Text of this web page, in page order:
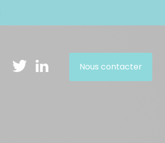
Nous contacter